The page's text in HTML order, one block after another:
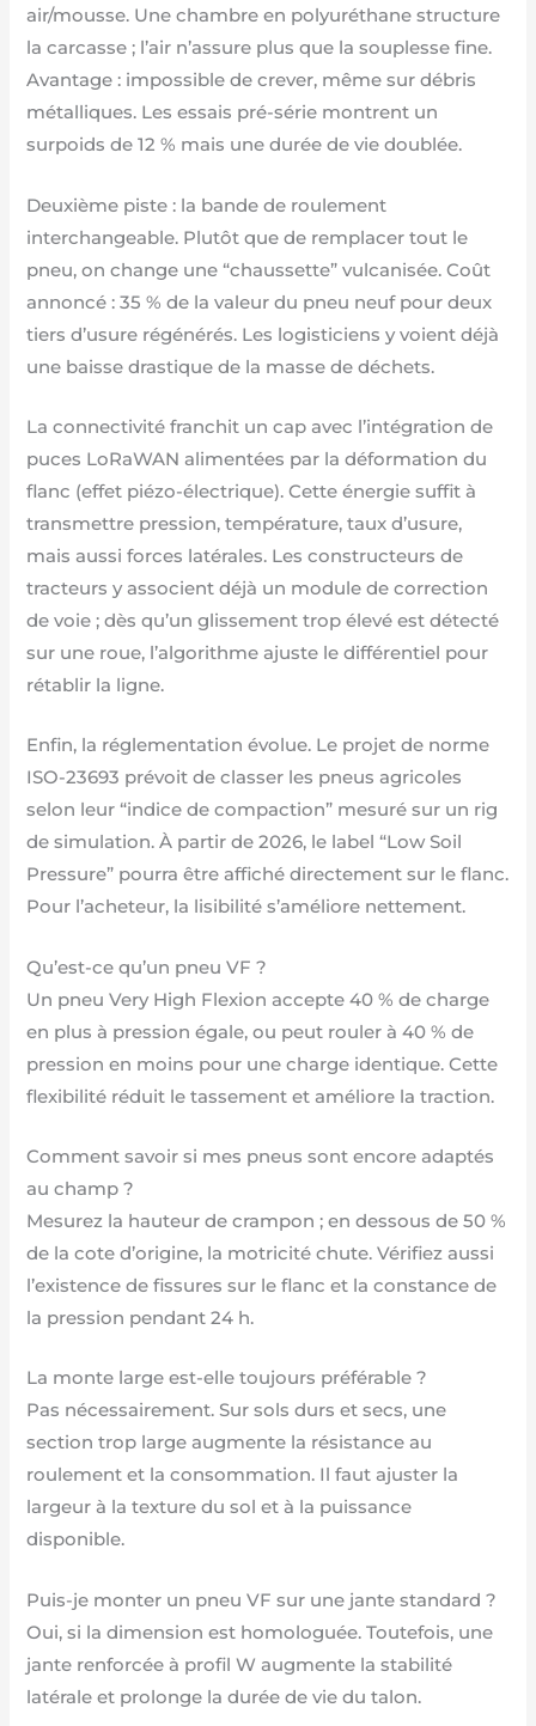
air/mousse. Une chambre en polyuréthane structure
la carcasse ; l’air n’assure plus que la souplesse fine.
Avantage : impossible de crever, même sur débris
métalliques. Les essais pré-série montrent un
surpoids de 12 % mais une durée de vie doublée.
Deuxième piste : la bande de roulement
interchangeable. Plutôt que de remplacer tout le
pneu, on change une “chaussette” vulcanisée. Coût
annoncé : 35 % de la valeur du pneu neuf pour deux
tiers d’usure régénérés. Les logisticiens y voient déjà
une baisse drastique de la masse de déchets.
La connectivité franchit un cap avec l’intégration de
puces LoRaWAN alimentées par la déformation du
flanc (effet piézo-électrique). Cette énergie suffit à
transmettre pression, température, taux d’usure,
mais aussi forces latérales. Les constructeurs de
tracteurs y associent déjà un module de correction
de voie ; dès qu’un glissement trop élevé est détecté
sur une roue, l’algorithme ajuste le différentiel pour
rétablir la ligne.
Enfin, la réglementation évolue. Le projet de norme
ISO-23693 prévoit de classer les pneus agricoles
selon leur “indice de compaction” mesuré sur un rig
de simulation. À partir de 2026, le label “Low Soil
Pressure” pourra être affiché directement sur le flanc.
Pour l’acheteur, la lisibilité s’améliore nettement.
Qu’est-ce qu’un pneu VF ?
Un pneu Very High Flexion accepte 40 % de charge
en plus à pression égale, ou peut rouler à 40 % de
pression en moins pour une charge identique. Cette
flexibilité réduit le tassement et améliore la traction.
Comment savoir si mes pneus sont encore adaptés
au champ ?
Mesurez la hauteur de crampon ; en dessous de 50 %
de la cote d’origine, la motricité chute. Vérifiez aussi
l’existence de fissures sur le flanc et la constance de
la pression pendant 24 h.
La monte large est-elle toujours préférable ?
Pas nécessairement. Sur sols durs et secs, une
section trop large augmente la résistance au
roulement et la consommation. Il faut ajuster la
largeur à la texture du sol et à la puissance
disponible.
Puis-je monter un pneu VF sur une jante standard ?
Oui, si la dimension est homologuée. Toutefois, une
jante renforcée à profil W augmente la stabilité
latérale et prolonge la durée de vie du talon.